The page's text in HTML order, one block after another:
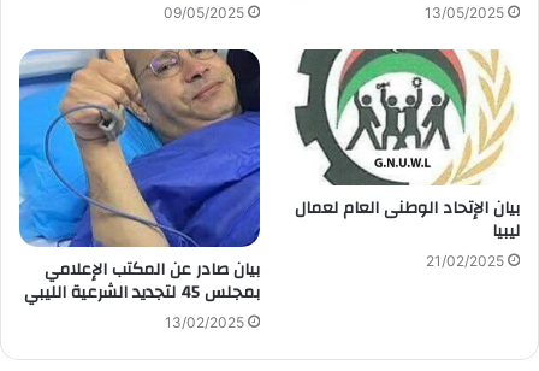
13/05/2025
09/05/2025
بيان الإتحاد الوطنى العام لعمال
ليبيا
21/02/2025 بيان صادر عن المكتب الإعلامي
بمجلس 45 لتجديد الشرعية الليبي
13/02/2025